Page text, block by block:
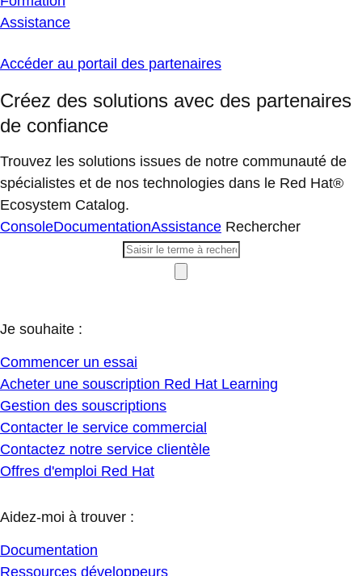
Assistance
Accéder au portail des partenaires
Créez des solutions avec des partenaires
de confiance
Trouvez les solutions issues de notre communauté de
spécialistes et de nos technologies dans le Red Hat®
Ecosystem Catalog.
ConsoleDocumentationAssistance Rechercher
Je souhaite :
Commencer un essai
Acheter une souscription Red Hat Learning
Gestion des souscriptions
Contacter le service commercial
Contactez notre service clientèle
Offres d'emploi Red Hat
Aidez-moi à trouver :
Documentation
Ressources développeurs